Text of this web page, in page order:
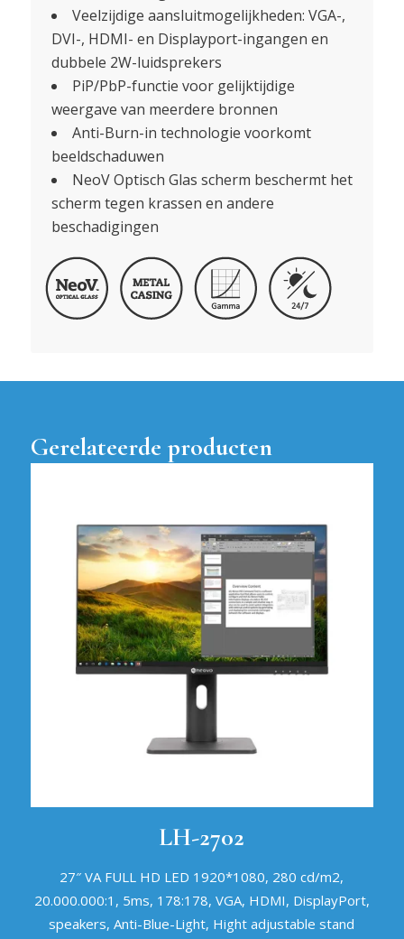
Veelzijdige aansluitmogelijkheden: VGA-,
DVI-, HDMI- en Displayport-ingangen en
dubbele 2W-luidsprekers
PiP/PbP-functie voor gelijktijdige
weergave van meerdere bronnen
Anti-Burn-in technologie voorkomt
beeldschaduwen
NeoV Optisch Glas scherm beschermt het
scherm tegen krassen en andere
beschadigingen
Gerelateerde producten
LH-2702
27″ VA FULL HD LED 1920*1080, 280 cd/m2,
20.000.000:1, 5ms, 178:178, VGA, HDMI, DisplayPort,
speakers, Anti-Blue-Light, Hight adjustable stand